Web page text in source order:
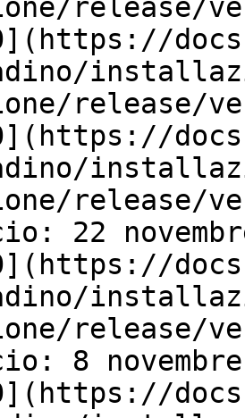
release/
release/
release/
22
release/
8 novembre